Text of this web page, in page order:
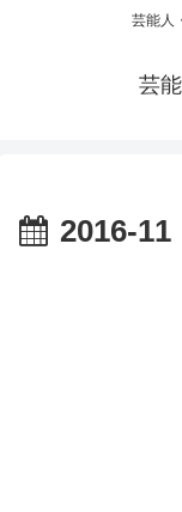
芸能人
芸
2016-11